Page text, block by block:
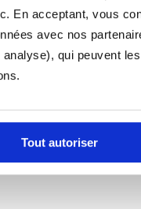
En acceptant, vous
avec nos
qui peuvent
Tout autoriser